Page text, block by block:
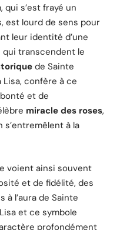
s’est frayé un
est lourd de sens pour
leur identité d’une
qui transcendent le
de Sainte
confère à ce
et de
miracle des roses,
à la
voient ainsi souvent
et de fidélité, des
l’aura de Sainte
et ce symbole
profondément